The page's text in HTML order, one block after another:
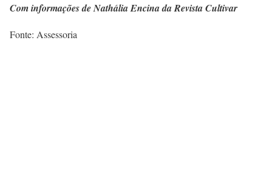
Com informações de Nathália Encina da Revista Cultivar
Fonte: Assessoria